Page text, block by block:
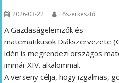
2026-03-22 Főszerkesztő
A Gazdaságelemzők és -
matematikusok Diákszervezete
idén is megrendezi országos
immár XIV. alkalommal.
A verseny célja, hogy izgalmas,